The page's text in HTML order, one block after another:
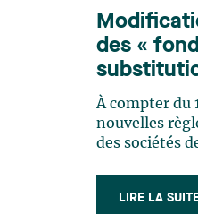
des «
À compter du
nouvelles
des sociétés
investisseurs
LIRE LA